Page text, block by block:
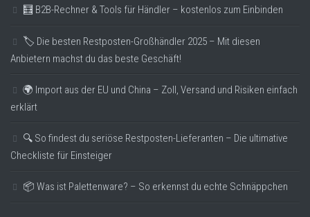
🧮 B2B-Rechner & Tools für Händler – kostenlos zum Einbinden
🏷️ Die besten Restposten-Großhändler 2025 – Mit diesen
Anbietern machst du das beste Geschäft!
🌍 Import aus der EU und China – Zoll, Versand und Risiken einfach
erklärt
🔍 So findest du seriöse Restposten-Lieferanten – Die ultimative
Checkliste für Einsteiger
📦 Was ist Palettenware? – So erkennst du echte Schnäppchen